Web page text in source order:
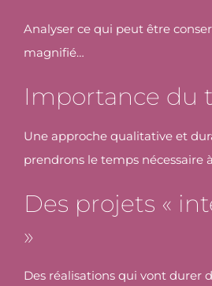
Analyser ce qui peut être
magnifié…
Importance du
Une approche qualitative et
prendrons le temps nécessaire
Des projets «
»
Des réalisations qui vont durer